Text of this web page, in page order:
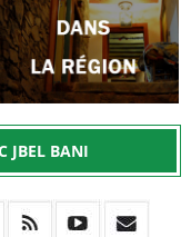
JBEL BANI